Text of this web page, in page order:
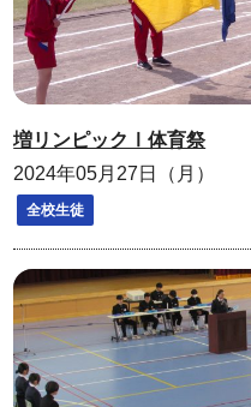
増リンピックⅠ体育祭
2024年05月27日（月）
全校生徒